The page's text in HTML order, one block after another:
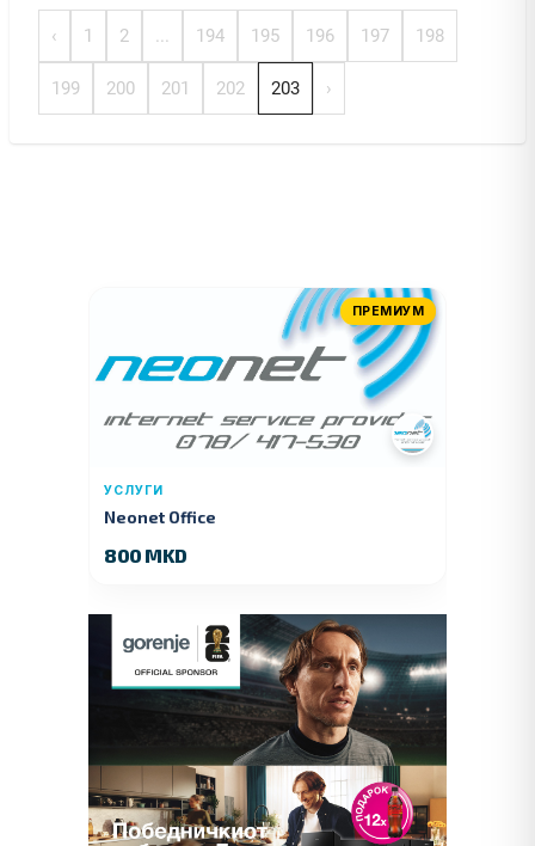
‹ 1 2 ... 194 195 196 197 198
199 200 201 202 203 ›
ПРЕМИУМ
УСЛУГИ
Neonet Office
800 MKD